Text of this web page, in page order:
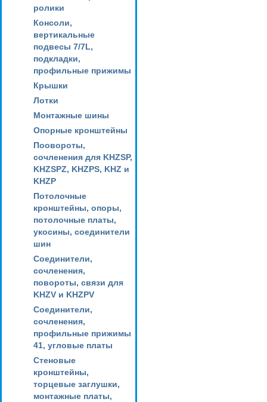
ролики
Консоли,
вертикальные
подвесы 7/7L,
подкладки,
профильные прижимы
Крышки
Лотки
Монтажные шины
Опорные кронштейны
Поовороты,
сочленения для KHZSP,
KHZSPZ, KHZPS, KHZ и
KHZP
Потолочные
кронштейны, опоры,
потолочные платы,
укосины, соединители
шин
Соединители,
сочленения,
повороты, связи для
KHZV и KHZPV
Соединители,
сочленения,
профильные прижимы
41, угловые платы
Стеновые
кронштейны,
торцевые заглушки,
монтажные платы,